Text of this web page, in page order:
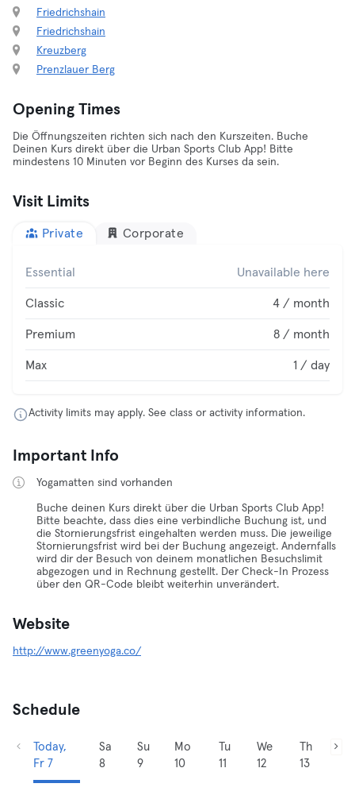
Friedrichshain
Friedrichshain
Kreuzberg
Prenzlauer Berg
Opening Times
Die Öffnungszeiten richten sich nach den Kurszeiten. Buche
Deinen Kurs direkt über die Urban Sports Club App! Bitte
mindestens 10 Minuten vor Beginn des Kurses da sein.
Visit Limits
Private Corporate
Essential Unavailable here
Classic 4 / month
Premium 8 / month
Max 1 / day
Activity limits may apply. See class or activity information.
Important Info
Yogamatten sind vorhanden
Buche deinen Kurs direkt über die Urban Sports Club App!
Bitte beachte, dass dies eine verbindliche Buchung ist, und
die Stornierungsfrist eingehalten werden muss. Die jeweilige
Stornierungsfrist wird bei der Buchung angezeigt. Andernfalls
wird dir der Besuch von deinem monatlichen Besuchslimit
abgezogen und in Rechnung gestellt. Der Check-In Prozess
über den QR-Code bleibt weiterhin unverändert.
Website
http://www.greenyoga.co/
Schedule
Today,
Fr 7
Sa
8
Su
9
Mo
10
Tu
11
We
12
Th
13